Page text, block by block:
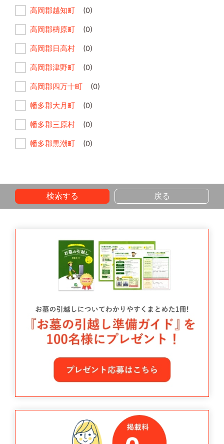
高岡郡越知町 (0)
高岡郡檮原町 (0)
高岡郡日高村 (0)
高岡郡津野町 (0)
高岡郡四万十町 (0)
幡多郡大月町 (0)
幡多郡三原村 (0)
幡多郡黒潮町 (0)
検索する 戻る